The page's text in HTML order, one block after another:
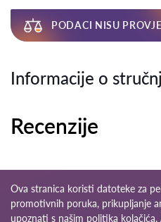
PODACI NISU
Informacije o
Recenzije
Ova stranica koristi datoteke za
promotivnih poruka, prikupljanje
upoznati s našim politika kolačića.